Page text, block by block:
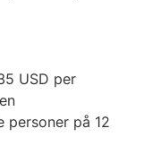
USD per
personer på 12